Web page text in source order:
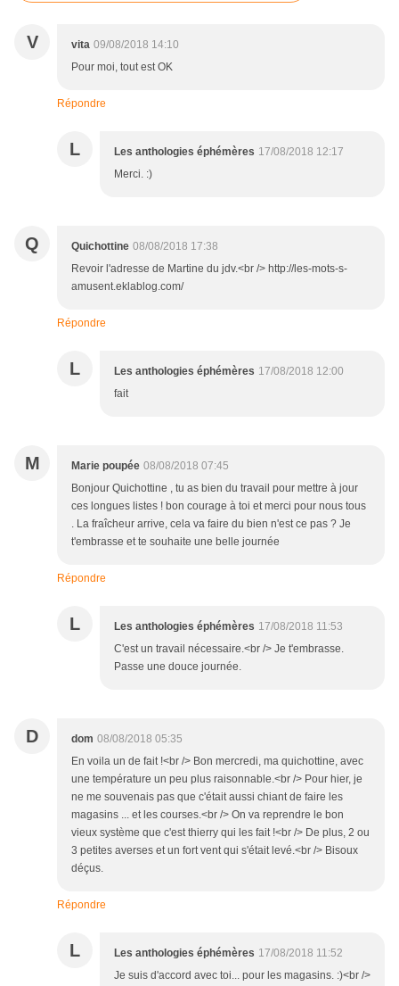
V vita 09/08/2018 14:10
Pour moi, tout est OK
Répondre
L Les anthologies éphémères 17/08/2018 12:17
Merci. :)
Q Quichottine 08/08/2018 17:38
Revoir l'adresse de Martine du jdv.<br /> http://les-mots-s-
amusent.eklablog.com/
Répondre
L Les anthologies éphémères 17/08/2018 12:00
fait
M Marie poupée 08/08/2018 07:45
Bonjour Quichottine , tu as bien du travail pour mettre à jour
ces longues listes ! bon courage à toi et merci pour nous tous
. La fraîcheur arrive, cela va faire du bien n'est ce pas ? Je
t'embrasse et te souhaite une belle journée
Répondre
L Les anthologies éphémères 17/08/2018 11:53
C'est un travail nécessaire.<br /> Je t'embrasse.
Passe une douce journée.
D dom 08/08/2018 05:35
En voila un de fait !<br /> Bon mercredi, ma quichottine, avec
une température un peu plus raisonnable.<br /> Pour hier, je
ne me souvenais pas que c'était aussi chiant de faire les
magasins ... et les courses.<br /> On va reprendre le bon
vieux système que c'est thierry qui les fait !<br /> De plus, 2 ou
3 petites averses et un fort vent qui s'était levé.<br /> Bisoux
déçus.
Répondre
L Les anthologies éphémères 17/08/2018 11:52
Je suis d'accord avec toi... pour les magasins. :)<br />